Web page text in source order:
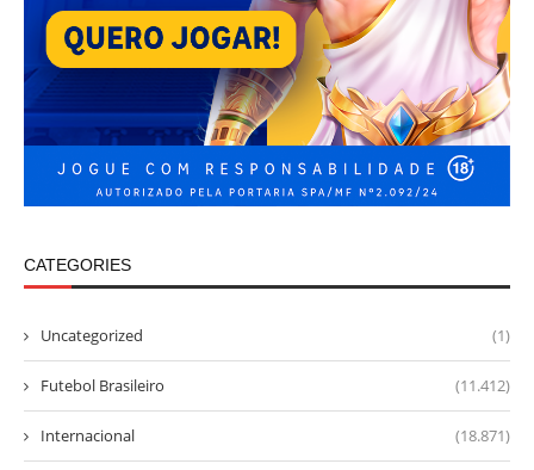
CATEGORIES
Uncategorized (1)
Futebol Brasileiro (11.412)
Internacional (18.871)